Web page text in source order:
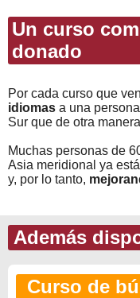
Un curso
donado
Por cada curso que
idiomas a una
Sur que de otra
Muchas personas de
Asia meridional ya
y, por lo tanto,
Además
Curso de